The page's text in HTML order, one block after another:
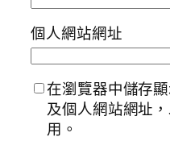
個人網站網址
在瀏覽器中儲存
及個人網站網址
用。